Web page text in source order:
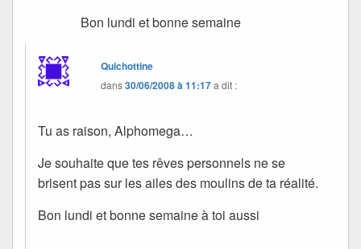
Bon lundi et bonne semaine
Quichottine
dans30/06/2008 à 11:17a dit :
Tu as raison, Alphomega…
Je souhaite que tes rêves personnels ne se
brisent pas sur les ailes des moulins de ta réalité.
Bon lundi et bonne semaine à toi aussi